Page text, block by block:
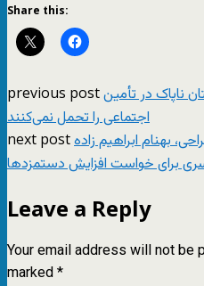
Share this:
previous postناپاک در تأمین
اجتماعی را تحمل نمی‌کنند
next postبهنام ابراهیم زاده
برای خواست افزایش دستمزدها
Leave a Reply
Your email address will not be
marked*